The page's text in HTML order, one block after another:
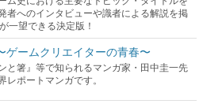
者へのインタビューや識者による解説を掲
一望できる決定版！
ゲームクリエイターの青春〜
と箸』等で知られるマンガ家・田中圭一先
ポートマンガです。